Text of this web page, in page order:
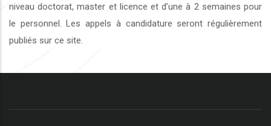
niveau doctorat, master et licence et d’une à 2 semaines pour
le personnel. Les appels à candidature seront régulièrement
publiés sur ce site.